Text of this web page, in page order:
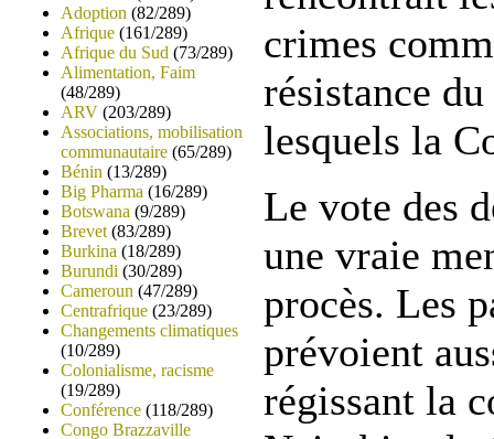
Adoption (82/289)
Afrique (161/289)
Afrique du Sud (73/289)
Alimentation, Faim
(48/289)
ARV (203/289)
Associations, mobilisation
communautaire (65/289)
Bénin (13/289)
Big Pharma (16/289)
Botswana (9/289)
Brevet (83/289)
Burkina (18/289)
Burundi (30/289)
Cameroun (47/289)
Centrafrique (23/289)
Changements climatiques
(10/289)
Colonialisme, racisme
(19/289)
Conférence (118/289)
Congo Brazzaville
crimes
résistance
lesquels la
Le vote des
une vraie
procès. Les
prévoient
régissant la